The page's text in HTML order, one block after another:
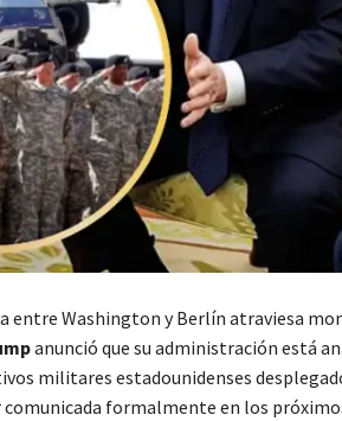
entre Washington y Berlín atraviesa
anunció que su administración está
militares estadounidenses
comunicada formalmente en los